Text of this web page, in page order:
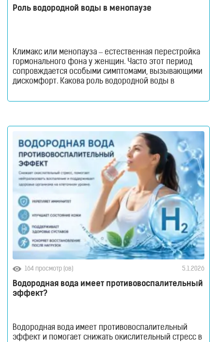
Роль водородной воды в менопаузе
Климакс или менопауза – естественная перестройка
гормонального фона у женщин. Часто этот период
сопровждается особыми симптомами, вызывающими
дискомфорт. Какова роль водородной воды в
материале! Взросление организма всегда связано с
менопауза. Резкие перемены в синтезе те хили иных
164 просмотр (ов) 5.1.2026
Водородная вода имеет противовоспалительный
эффект?
Водородная вода имеет противовоспалительный
эффект и помогает снижать окислительный стресс в